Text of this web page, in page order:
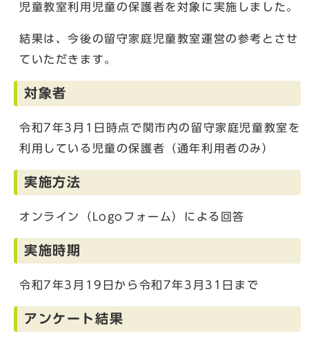
児童教室利用児童の保護者を対象に実施しました。
結果は、今後の留守家庭児童教室運営の参考とさせ
ていただきます。
対象者
令和7年3月1日時点で関市内の留守家庭児童教室を
利用している児童の保護者（通年利用者のみ）
実施方法
オンライン（Logoフォーム）による回答
実施時期
令和7年3月19日から令和7年3月31日まで
アンケート結果